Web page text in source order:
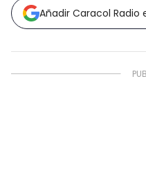
Añadir Caracol Radio